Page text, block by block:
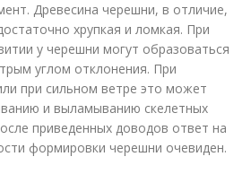
Древесина черешни, в отличие,
хрупкая и ломкая. При
у черешни могут образоваться
углом отклонения. При
при сильном ветре это может
и выламыванию скелетных
приведенных доводов ответ на
формировки черешни очевиден.